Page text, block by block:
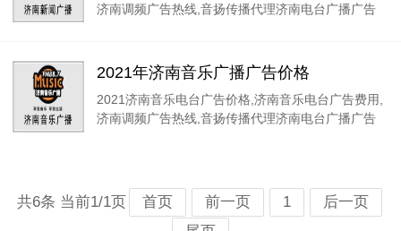
济南调频广告热线,音扬传播代理济南电台广播广告
2021年济南音乐广播广告价格
2021济南音乐电台广告价格,济南音乐电台广告费用,
济南调频广告热线,音扬传播代理济南电台广播广告
共6条 当前1/1页 首页 前一页 1
后一页